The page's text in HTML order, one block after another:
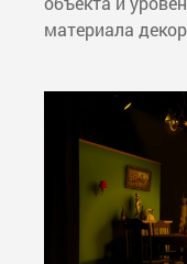
материала